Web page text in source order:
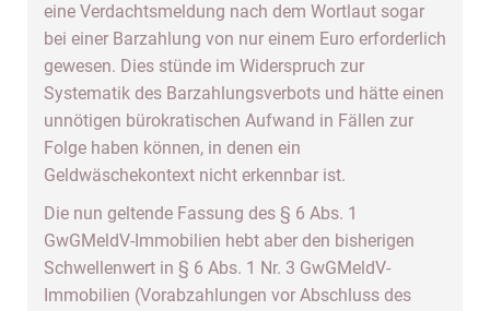
eine Verdachtsmeldung nach dem Wortlaut sogar
bei einer Barzahlung von nur einem Euro erforderlich
gewesen. Dies stünde im Widerspruch zur
Systematik des Barzahlungsverbots und hätte einen
unnötigen bürokratischen Aufwand in Fällen zur
Folge haben können, in denen ein
Geldwäschekontext nicht erkennbar ist.
Die nun geltende Fassung des § 6 Abs. 1
GwGMeldV-Immobilien hebt aber den bisherigen
Schwellenwert in § 6 Abs. 1 Nr. 3 GwGMeldV-
Immobilien (Vorabzahlungen vor Abschluss des